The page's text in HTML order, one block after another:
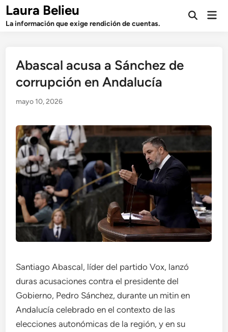
Saltar
contenido
Laura Belieu
La información que exige rendición de cuentas.
Abrir
Abascal acusa a Sánchez de
corrupción en Andalucía
mayo 10, 2026
Santiago Abascal, líder del partido Vox, lanzó
duras acusaciones contra el presidente del
Gobierno, Pedro Sánchez, durante un mitin en
Andalucía celebrado en el contexto de las
elecciones autonómicas de la región, y en su